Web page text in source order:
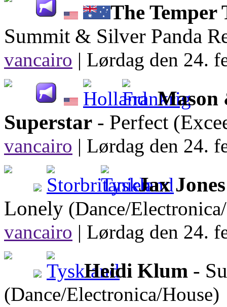
The Temper
Summit & Silver Panda
vancairo | Lørdag den 24.
Mason
Superstar - Perfect
vancairo | Lørdag den 24.
Jax
Lonely (Dance/
vancairo | Lørdag den 24.
Heidi Klum -
(Dance/Electronica/House)